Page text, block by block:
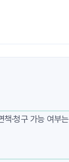
책·청구 가능 여부는